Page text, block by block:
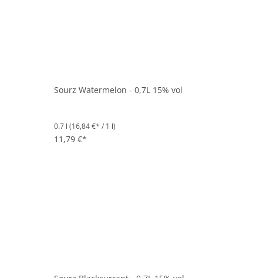
Sourz Watermelon - 0,7L 15% vol
0.7 l (16,84 €* / 1 l)
11,79 €*